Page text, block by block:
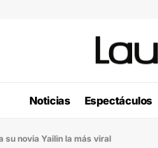
Noticias Espectáculos
su novia Yailin la más viral